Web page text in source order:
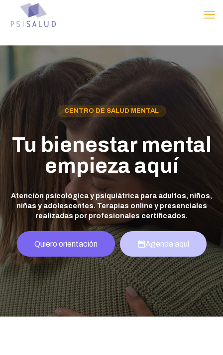
CENTRO DE SALUD MENTAL
Tu bienestar mental
empieza aquí
Atención psicológica y psiquiátrica para adultos, niños,
niñas y adolescentes. Terapias online y presenciales
realizadas por profesionales certificados.
Quiero orientación Agenda aquí